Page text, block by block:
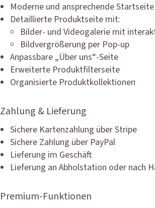
Moderne und ansprechende Startseite
Detaillierte Produktseite mit:
Bilder- und Videogalerie mit
Bildvergrößerung per Pop-up
Anpassbare „Über uns“-Seite
Erweiterte Produktfilterseite
Organisierte Produktkollektionen
Zahlung & Lieferung
Sichere Kartenzahlung über Stripe
Sichere Zahlung über PayPal
Lieferung im Geschäft
Lieferung an Abholstation oder nach
Premium-Funktionen